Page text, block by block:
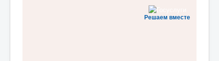
Решаем вместе